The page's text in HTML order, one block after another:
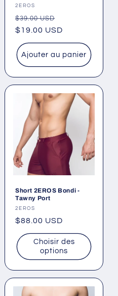
Fournisseur :
2EROS
Prix
habituel
$39.00 USD
promotionnel
$19.00 USD
Ajouter au panier
Short 2EROS Bondi -
Tawny Port
Fournisseur :
2EROS
Prix
habituel
$88.00 USD
Choisir des
options